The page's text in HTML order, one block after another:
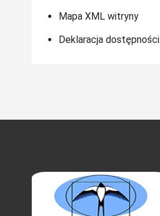
Mapa XML witryny
Deklaracja dostępności